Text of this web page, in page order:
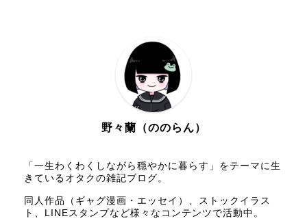
野々蘭（ののらん）
「一生わくわくしながら穏やかに暮らす」をテーマに生
きているオタクの雑記ブログ。
同人作品（ギャグ漫画・エッセイ）、ストックイラス
ト、LINEスタンプなど様々なコンテンツで活動中。